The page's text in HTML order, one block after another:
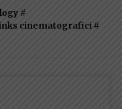
#
cinematografici #